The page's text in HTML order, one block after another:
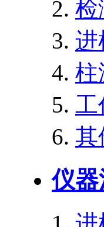
检
进
柱
工
其
仪